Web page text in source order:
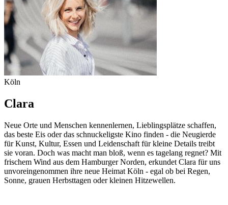
Köln
Clara
Neue Orte und Menschen kennenlernen, Lieblingsplätze schaffen,
das beste Eis oder das schnuckeligste Kino finden - die Neugierde
für Kunst, Kultur, Essen und Leidenschaft für kleine Details treibt
sie voran. Doch was macht man bloß, wenn es tagelang regnet? Mit
frischem Wind aus dem Hamburger Norden, erkundet Clara für uns
unvoreingenommen ihre neue Heimat Köln - egal ob bei Regen,
Sonne, grauen Herbsttagen oder kleinen Hitzewellen.